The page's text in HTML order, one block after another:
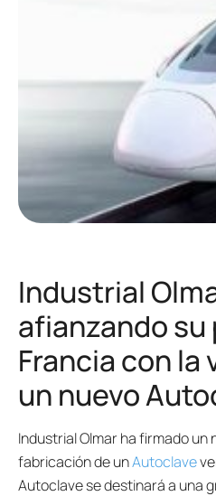
Industrial
afianzando
Francia con la
un nuevo
Industrial Olmar ha firmado un
fabricación de unAutoclave
Autoclave se destinará a una